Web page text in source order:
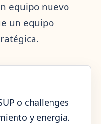
equipo nuevo
un equipo
o challenges
y energía.